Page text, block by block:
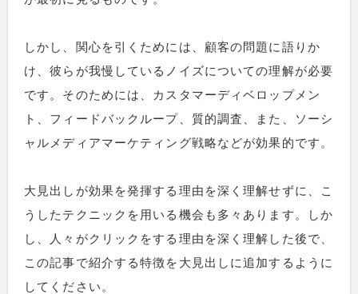
しかし、関心を引くためには、顧客の問題に語りか
け、彼らが我慢しているノイズについての理解が必要
です。そのためには、カスタマーディベロップメン
ト、フィードバックループ、質的調査、また、ソーシ
ャルメディアマーケティング戦略などが効果的です。
大見出しが効果を発揮する理由を深く理解せずに、こ
うしたテクニックを用いる機会も多々あります。しか
し、人々がクリックをする理由を深く理解した後で、
この記事で紹介する特徴を大見出しに追加するように
してください。